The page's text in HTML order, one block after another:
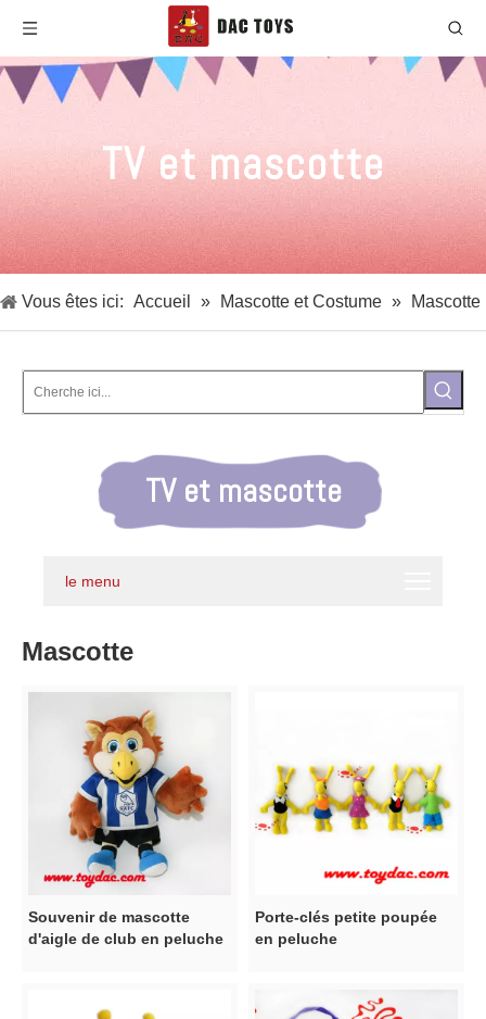
TV et mascotte
Vous êtes ici: Accueil » Mascotte et Costume » Mascotte
TV et mascotte
le menu
Mascotte
Souvenir de mascotte
d'aigle de club en peluche
Porte-clés petite poupée
en peluche